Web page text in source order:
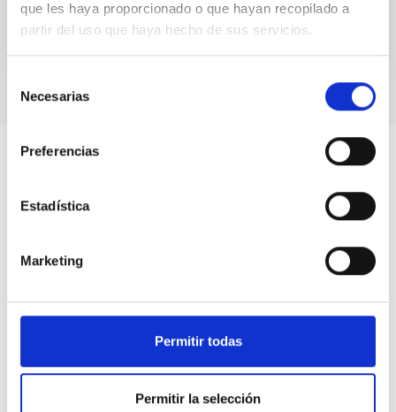
que les haya proporcionado o que hayan recopilado a
partir del uso que haya hecho de sus servicios.
Necesarias
Preferencias
Estadística
Marketing
Permitir todas
Permitir la selección